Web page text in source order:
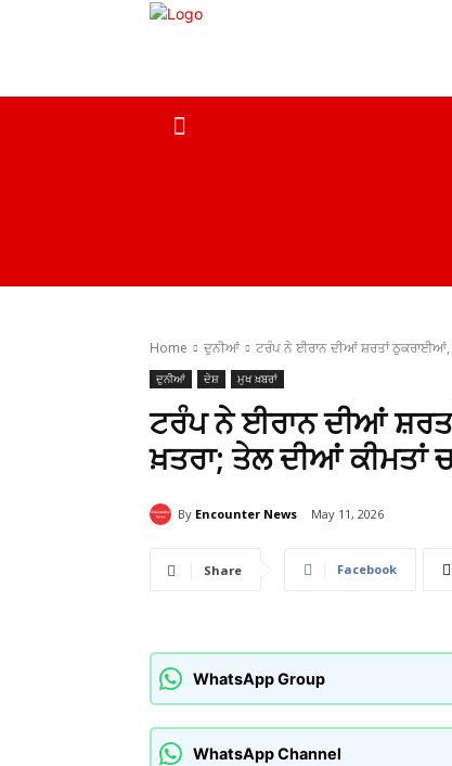
Home ਦੁਨੀਆਂ ਟਰੰਪ ਨੇ ਈਰਾਨ ਦੀਆਂ ਸ਼ਰਤਾਂ ਠੁਕਰਾਈਆਂ,
ਦੁਨੀਆਂ ਦੇਸ਼ ਮੁਖ ਖ਼ਬਰਾਂ
ਟਰੰਪ ਨੇ ਈਰਾਨ ਦੀਆਂ
ਖ਼ਤਰਾ; ਤੇਲ ਦੀਆਂ ਕੀਮਤਾਂ
By Encounter News May 11, 2026
Share Facebook
WhatsApp Group
WhatsApp Channel